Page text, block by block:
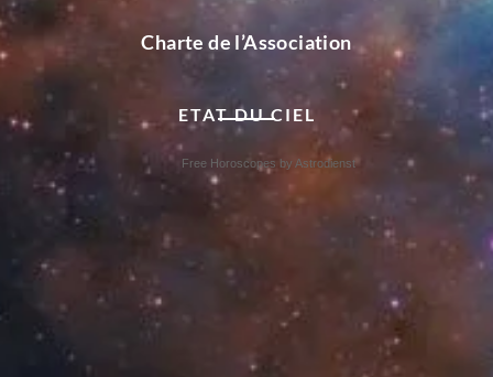
Charte de l’Association
ETAT DU CIEL
Free Horoscopes by Astrodienst